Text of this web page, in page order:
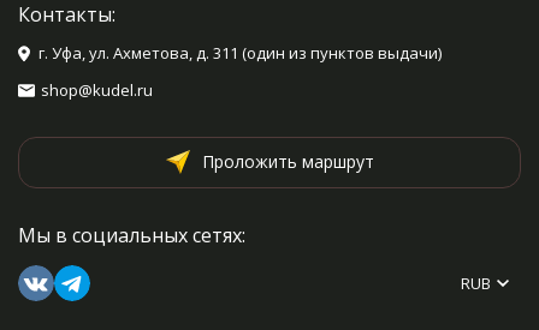
Контакты:
г. Уфа, ул. Ахметова, д. 311 (один из пунктов выдачи)
shop@kudel.ru
Проложить маршрут
Мы в социальных сетях:
RUB